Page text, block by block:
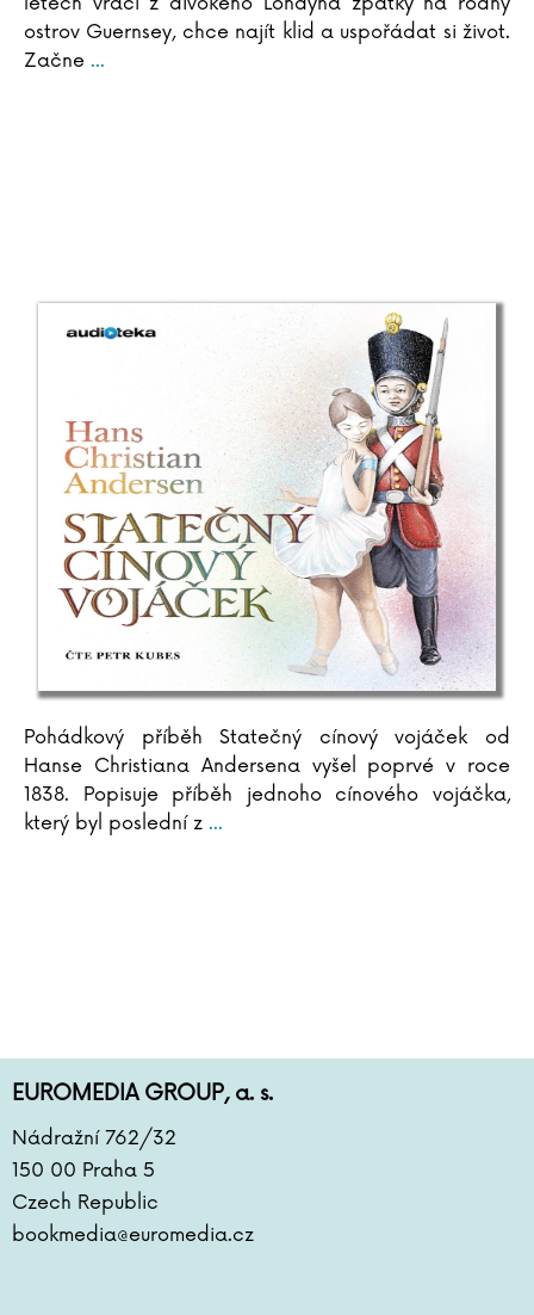
ostrov Guernsey, chce najít klid a uspořádat si život.
Začne ...
Pohádkový příběh Statečný cínový vojáček od
Hanse Christiana Andersena vyšel poprvé v roce
1838. Popisuje příběh jednoho cínového vojáčka,
který byl poslední z ...
EUROMEDIA GROUP, a. s.
Nádražní 762/32
150 00 Praha 5
Czech Republic
bookmedia@euromedia.cz